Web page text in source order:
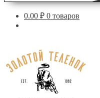
0.00 ₽ 0 товаров
навигации
содержимому